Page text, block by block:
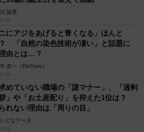
諭香
ニにアジをあげると青くなる」ほんと
「自然の染色技術が凄い」と話題に
由とは…？
友一（RinToris）
めていない職場の「謎マナー」、「過剰
」や「お土産配り」を抑えた1位は？
れない理由は「周りの目」
どなデータ